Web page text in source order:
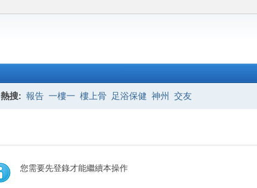
熱搜: 報告 一樓一 樓上骨 足浴保健 神州 交友
您需要先登錄才能繼續本操作